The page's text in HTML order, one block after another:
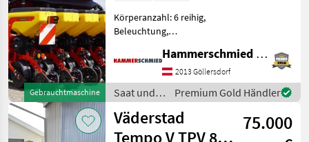
Gebrauchtmaschine
Körperanzahl: 6 reihig,
Beleuchtung,
Spuranreisser,
Direktsaatausstattung,
Gummidruckrollen, hydr.
klappbar, Mais,
pneumatisch,
Reihendüngerstreuer,
Hammerschmied GmbH
2013 Göllersdorf
Saat und
Pflege /
Väderstad
Premium Gold Händler
Väderstad
Tempo V TPV 8 –
75.000